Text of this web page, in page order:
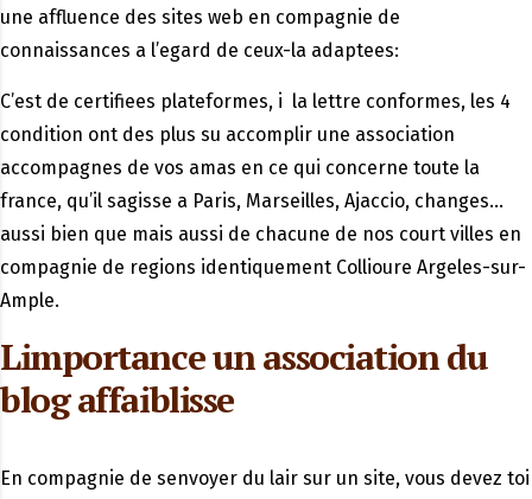
une affluence des sites web en compagnie de
connaissances a l’egard de ceux-la adaptees:
C’est de certifiees plateformes, i la lettre conformes, les 4
condition ont des plus su accomplir une association
accompagnes de vos amas en ce qui concerne toute la
france, qu’il sagisse a Paris, Marseilles, Ajaccio, changes…
aussi bien que mais aussi de chacune de nos court villes en
compagnie de regions identiquement Collioure Argeles-sur-
Ample.
Limportance un association du
blog affaiblisse
En compagnie de senvoyer du lair sur un site, vous devez toi